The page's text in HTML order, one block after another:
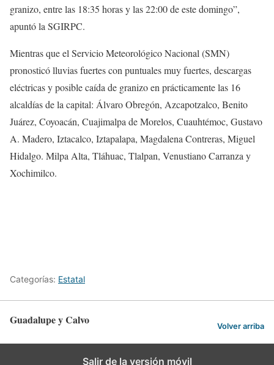
granizo, entre las 18:35 horas y las 22:00 de este domingo”,
apuntó la SGIRPC.
Mientras que el Servicio Meteorológico Nacional (SMN)
pronosticó lluvias fuertes con puntuales muy fuertes, descargas
eléctricas y posible caída de granizo en prácticamente las 16
alcaldías de la capital: Álvaro Obregón, Azcapotzalco, Benito
Juárez, Coyoacán, Cuajimalpa de Morelos, Cuauhtémoc, Gustavo
A. Madero, Iztacalco, Iztapalapa, Magdalena Contreras, Miguel
Hidalgo. Milpa Alta, Tláhuac, Tlalpan, Venustiano Carranza y
Xochimilco.
Categorías: Estatal
Guadalupe y Calvo Volver arriba
Salir de la versión móvil